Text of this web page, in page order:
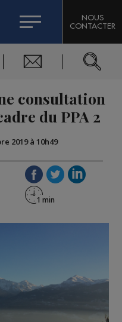
L'EXPERT
SKIABLES
BLANC
NOUS
CONTACTER
consultation
du PPA 2
2019 à 10h49